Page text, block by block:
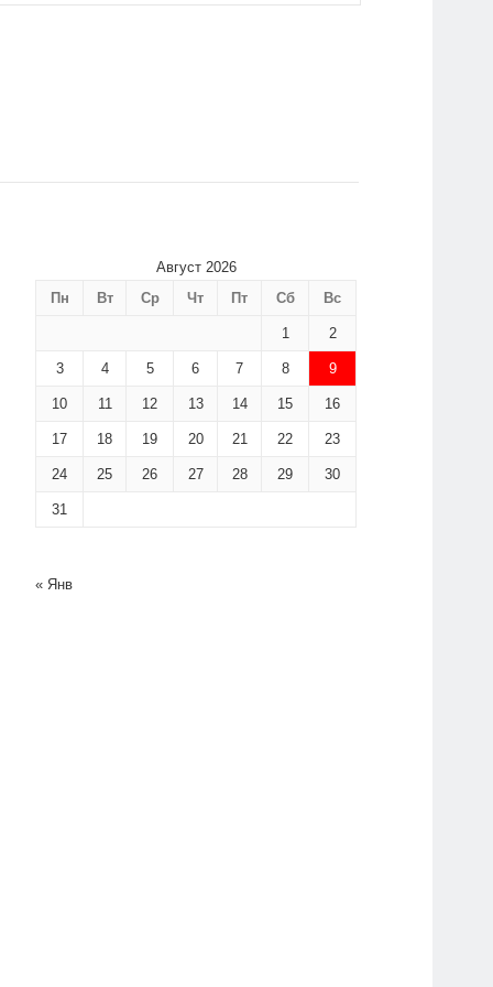
Август 2026
Пн
Вт Ср Чт Пт Сб Вс
1 2
3 4 5 6 7 8 9
10 11 12 13 14 15 16
17 18 19 20 21 22 23
24 25 26 27 28 29 30
31
« Янв